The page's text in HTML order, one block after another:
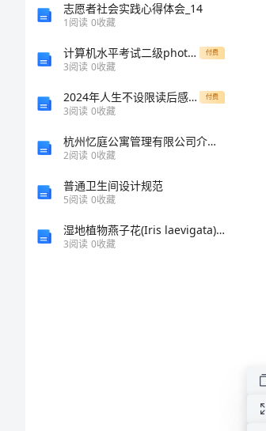
文：
志愿者社会实践心得体会_14
1阅读 0收藏
计算机水平考试二级photoshop考试试题及大纲 付费
3阅读 0收藏
2024年人生不设限读后感经典版 付费
3阅读 0收藏
杭州忆庭公寓管理有限公司介绍企业发展分析报告
2阅读 0收藏
普通卫生间设计规范
5阅读 0收藏
湿地植物燕子花(Iris laevigata)对模拟施氮的响应研究
3阅读 0收藏